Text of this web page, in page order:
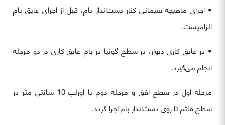
• اجرای ماهیچه سیمانی کنار دست‌انداز بام، قبل از اجرای عایق بام
الزامیست.
• در عایق کاری دیوار، در سطح گونیا در بام عایق کاری در دو مرحله
انجام می‌گیرد.
مرحله اول در سطح افق و مرحله دوم با اورلپ 10 سانتی متر در
سطح قائم تا روی دست‌انداز بام اجرا گردد.